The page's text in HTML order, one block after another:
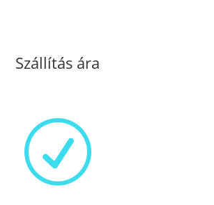
Szállítás ára
R